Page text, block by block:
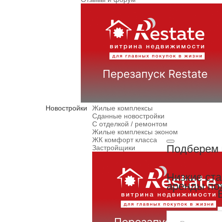
Новостройки
Жилые комплексы
Сданные новостройки
С отделкой / ремонтом
Жилые комплексы эконом
ЖК комфорт класса
Застройщики
Подберем
Низкие
аренды